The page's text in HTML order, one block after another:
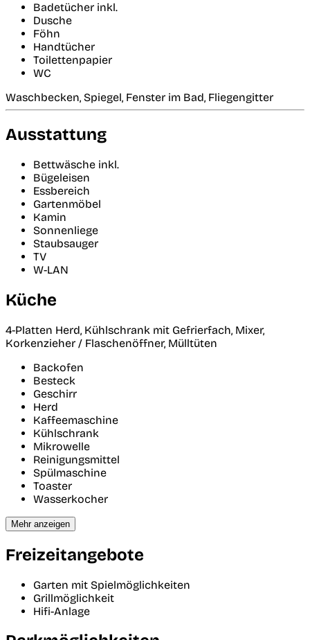
Badetücher inkl.
Dusche
Föhn
Handtücher
Toilettenpapier
WC
Waschbecken, Spiegel, Fenster im Bad, Fliegengitter
Ausstattung
Bettwäsche inkl.
Bügeleisen
Essbereich
Gartenmöbel
Kamin
Sonnenliege
Staubsauger
TV
W-LAN
Küche
4-Platten Herd, Kühlschrank mit Gefrierfach, Mixer,
Korkenzieher / Flaschenöffner, Mülltüten
Backofen
Besteck
Geschirr
Herd
Kaffeemaschine
Kühlschrank
Mikrowelle
Reinigungsmittel
Spülmaschine
Toaster
Wasserkocher
Mehr anzeigen
Freizeitangebote
Garten mit Spielmöglichkeiten
Grillmöglichkeit
Hifi-Anlage